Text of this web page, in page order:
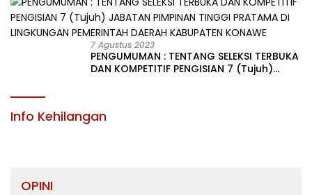
KABUPATEN KONAWE
7 Agustus 2023
PENGUMUMAN : TENTANG SELEKSI TERBUKA
DAN KOMPETITIF PENGISIAN 7 (Tujuh)
Info Kehilangan
OPINI